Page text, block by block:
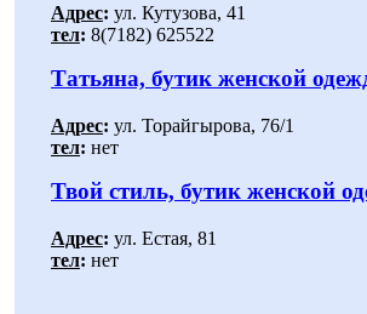
Адрес: ул. Кутузова, 41
тел: 8(7182) 625522
Татьяна, бутик женской
Адрес: ул. Торайгырова, 76/1
тел: нет
Твой стиль, бутик женской
Адрес: ул. Естая, 81
тел: нет